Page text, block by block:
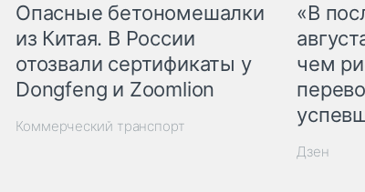
Опасные бетономешалки
из Китая. В России
отозвали сертификаты у
Dongfeng и Zoomlion
Коммерческий транспорт
«В
чем
Дзен